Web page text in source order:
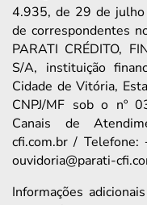
4.935, de 29 de julho
de correspondentes
PARATI CRÉDITO,
S/A, instituição
Cidade de Vitória,
CNPJ/MF sob o nº
Canais de
cfi.com.br /
ouvidoria@parati-
Informações